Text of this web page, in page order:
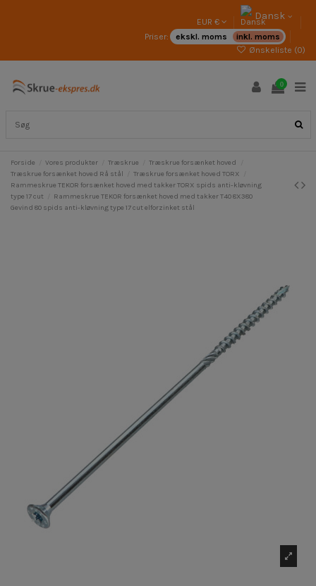
EUR € Dansk
Priser: ekskl. moms
inkl. moms
Ønskeliste (0)
0
Forside Vores produkter Træskrue
Træskrue forsænket hoved
Træskrue forsænket hoved Rå stål
Træskrue forsænket hoved TORX
Rammeskrue TEKOR forsænket hoved med takker TORX spids anti-kløvning
type 17 cut
Rammeskrue TEKOR forsænket hoved med takker T40 8X380
Gevind 80 spids anti-kløvning type 17 cut elforzinket stål